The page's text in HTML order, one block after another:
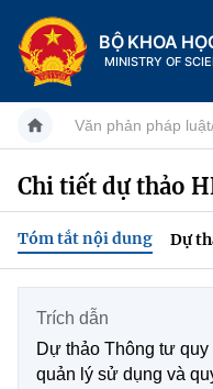
BỘ KHOA
MINISTRY OF
Danh mục
Trang chủ
Giới thiệu
Chức năng nhiệm vụ
Tin tức sự kiện
Văn phản pháp
Chi tiết dự thảo
Tóm tắt nội dung Dự
Trích dẫn
Dự thảo Thông tư
quản lý sử dụng và